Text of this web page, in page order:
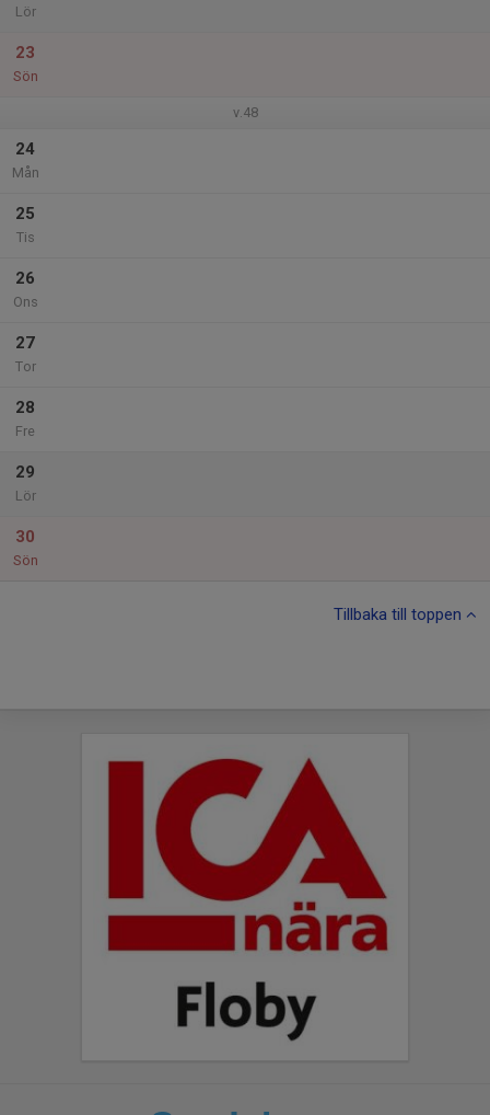
Lör
23
Sön
v.48
24
Mån
25
Tis
26
Ons
27
Tor
28
Fre
29
Lör
30
Sön
Tillbaka till toppen